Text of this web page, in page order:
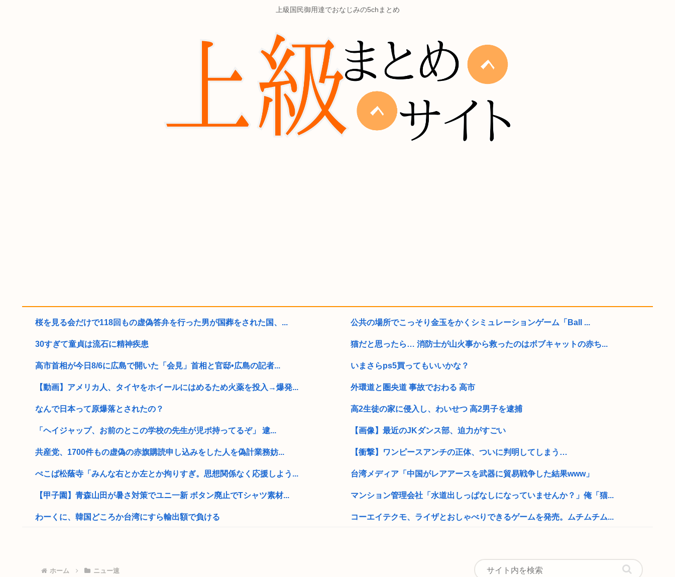
上級国民御用達でおなじみの5chまとめ
桜を見る会だけで118回もの虚偽答弁を行った男が国葬をされた国、...
30すぎて童貞は流石に精神疾患
高市首相が今日8/6に広島で開いた「会見」首相と官邸•広島の記者...
【動画】アメリカ人、タイヤをホイールにはめるため火薬を投入→爆発...
なんで日本って原爆落とされたの？
「ヘイジャップ、お前のとこの学校の先生が児ポ持ってるぞ」 逮...
共産党、1700件もの虚偽の赤旗購読申し込みをした人を偽計業務妨...
ぺこぱ松蔭寺「みんな右とか左とか拘りすぎ。思想関係なく応援しよう...
【甲子園】青森山田が暑さ対策でユニ一新 ボタン廃止でTシャツ素材...
わーくに、韓国どころか台湾にすら輸出額で負ける
公共の場所でこっそり金玉をかくシミュレーションゲーム「Ball ...
猫だと思ったら… 消防士が山火事から救ったのはボブキャットの赤ち...
いまさらps5買ってもいいかな？
外環道と圏央道 事故でおわる 高市
高2生徒の家に侵入し、わいせつ 高2男子を逮捕
【画像】最近のJKダンス部、迫力がすごい
【衝撃】ワンピースアンチの正体、ついに判明してしまう…
台湾メディア「中国がレアアースを武器に貿易戦争した結果www」
マンション管理会社「水道出しっぱなしになっていませんか？」俺「猫...
コーエイテクモ、ライザとおしゃべりできるゲームを発売。ムチムチム...
早稲田大生、複数名がゴールドカードのポイント詐欺で無銭飲食
ホーム ニュー速